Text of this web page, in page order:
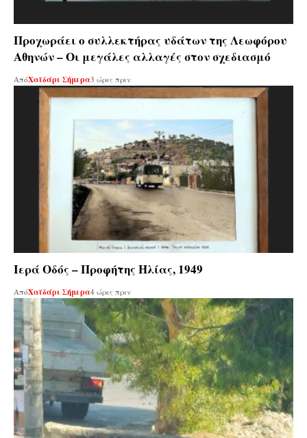
Προχωράει ο συλλεκτήρας υδάτων της Λεωφόρου
Αθηνών – Οι μεγάλες αλλαγές στον σχεδιασμό
ΑπόΧαϊδάρι Σήμερα3 ώρες πριν
Ιερά Οδός – Προφήτης Ηλίας, 1949
ΑπόΧαϊδάρι Σήμερα4 ώρες πριν